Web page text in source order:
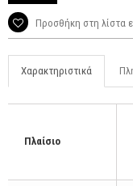
Προσθήκη στη λίστα
Χαρακτηριστικά
Πλαίσιο